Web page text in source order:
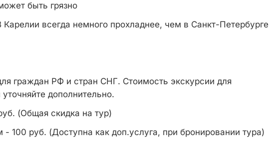
быть грязно
всегда немного прохладнее, чем в Санкт-Петербурге
граждан РФ и стран СНГ. Стоимость экскурсии для
дополнительно.
(Общая скидка на тур)
100 руб. (Доступна как доп.услуга, при бронировании тура)